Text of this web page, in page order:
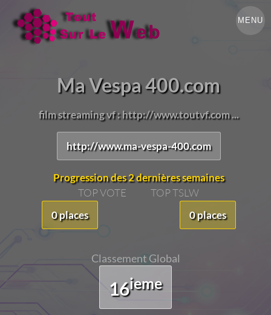
MENU
Ma Vespa 400.com
film streaming vf : http://www.toutvf.com ...
http://www.ma-vespa-400.com
Progression des 2 dernières semaines
TOP VOTE
0 places
TOP TSLW
0 places
Classement Global
16ieme